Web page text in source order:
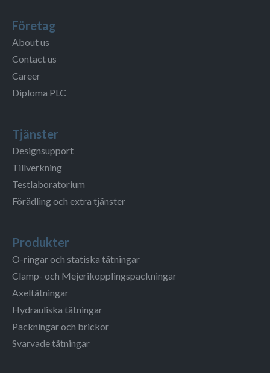
Företag
About us
Contact us
Career
Diploma PLC
Tjänster
Designsupport
Tillverkning
Testlaboratorium
Förädling och extra tjänster
Produkter
O-ringar och statiska tätningar
Clamp- och Mejerikopplingspackningar
Axeltätningar
Hydrauliska tätningar
Packningar och brickor
Svarvade tätningar